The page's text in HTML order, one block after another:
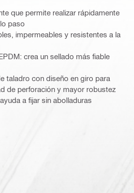
que permite realizar rápidamente
paso
impermeables y resistentes a la
crea un sellado más fiable
taladro con diseño en giro para
de perforación y mayor robustez
a fijar sin abolladuras